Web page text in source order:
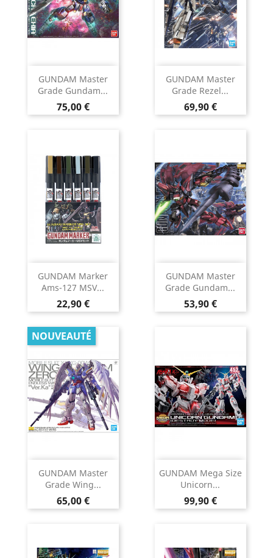
GUNDAM Master
Grade Gundam...
Prix
75,00 €
GUNDAM Master
Grade Rezel...
Prix
69,90 €
GUNDAM Marker
Ams-127 MSV...
Prix
22,90 €
GUNDAM Master
Grade Gundam...
Prix
53,90 €
GUNDAM Master
Grade Wing...
Prix
65,00 €
NOUVEAUTÉ
GUNDAM Mega Size
Unicorn...
Prix
99,90 €